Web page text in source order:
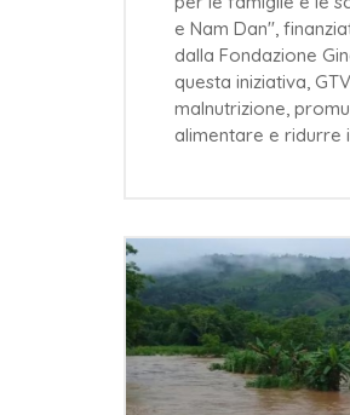
e Nam Dan",
dalla Fondazione
questa iniziativa,
malnutrizione,
alimentare e ridurre